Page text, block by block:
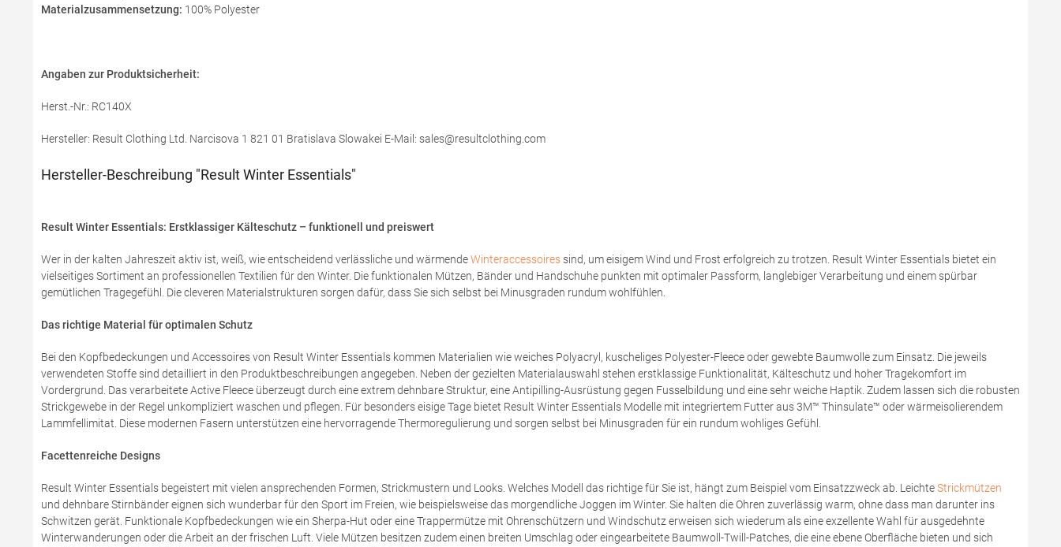
Materialzusammensetzung: 100% Polyester
Angaben zur Produktsicherheit:
Herst.-Nr.: RC140X
Hersteller: Result Clothing Ltd. Narcisova 1 821 01 Bratislava Slowakei E-Mail: sales@resultclothing.com
Hersteller-Beschreibung "Result Winter Essentials"
Result Winter Essentials: Erstklassiger Kälteschutz – funktionell und preiswert
Wer in der kalten Jahreszeit aktiv ist, weiß, wie entscheidend verlässliche und wärmendeWinteraccessoires sind, um eisigem Wind und Frost erfolgreich zu trotzen. Result Winter Essentials bietet ein
vielseitiges Sortiment an professionellen Textilien für den Winter. Die funktionalen Mützen, Bänder und Handschuhe punkten mit optimaler Passform, langlebiger Verarbeitung und einem spürbar
gemütlichen Tragegefühl. Die cleveren Materialstrukturen sorgen dafür, dass Sie sich selbst bei Minusgraden rundum wohlfühlen.
Das richtige Material für optimalen Schutz
Bei den Kopfbedeckungen und Accessoires von Result Winter Essentials kommen Materialien wie weiches Polyacryl, kuscheliges Polyester-Fleece oder gewebte Baumwolle zum Einsatz. Die jeweils
verwendeten Stoffe sind detailliert in den Produktbeschreibungen angegeben. Neben der gezielten Materialauswahl stehen erstklassige Funktionalität, Kälteschutz und hoher Tragekomfort im
Vordergrund. Das verarbeitete Active Fleece überzeugt durch eine extrem dehnbare Struktur, eine Antipilling-Ausrüstung gegen Fusselbildung und eine sehr weiche Haptik. Zudem lassen sich die robusten
Strickgewebe in der Regel unkompliziert waschen und pflegen. Für besonders eisige Tage bietet Result Winter Essentials Modelle mit integriertem Futter aus 3M™ Thinsulate™ oder wärmeisolierendem
Lammfellimitat. Diese modernen Fasern unterstützen eine hervorragende Thermoregulierung und sorgen selbst bei Minusgraden für ein rundum wohliges Gefühl.
Facettenreiche Designs
Result Winter Essentials begeistert mit vielen ansprechenden Formen, Strickmustern und Looks. Welches Modell das richtige für Sie ist, hängt zum Beispiel vom Einsatzzweck ab. LeichteStrickmützen
und dehnbare Stirnbänder eignen sich wunderbar für den Sport im Freien, wie beispielsweise das morgendliche Joggen im Winter. Sie halten die Ohren zuverlässig warm, ohne dass man darunter ins
Schwitzen gerät. Funktionale Kopfbedeckungen wie ein Sherpa-Hut oder eine Trappermütze mit Ohrenschützern und Windschutz erweisen sich wiederum als eine exzellente Wahl für ausgedehnte
Winterwanderungen oder die Arbeit an der frischen Luft. Viele Mützen besitzen zudem einen breiten Umschlag oder eingearbeitete Baumwoll-Twill-Patches, die eine ebene Oberfläche bieten und sich